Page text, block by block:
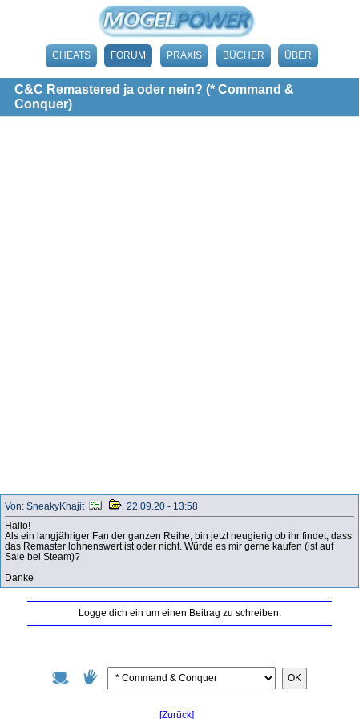
CHEATS FORUM PRAXIS BÜCHER ÜBER
C&C Remastered ja oder nein? (* Command &
Conquer)
OK
[Zurück]
Von: SneakyKhajit
22.09.20 - 13:58
Hallo!
Als ein langjähriger Fan der ganzen Reihe, bin jetzt neugierig ob ihr findet, dass
das Remaster lohnenswert ist oder nicht. Würde es mir gerne kaufen (ist auf
Sale bei Steam)?
Danke
Logge dich ein um einen Beitrag zu schreiben.